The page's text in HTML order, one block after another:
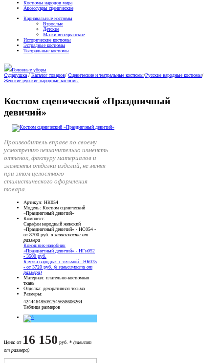
Костюмы народов мира
Аксессуары сценические
Карнавальные костюмы
Взрослые
Детские
Маски венецианские
Исторические костюмы
Эстрадные костюмы
Театральные костюмы
Головные уборы
Сударушка / Каталог товаров/ Сценические и театральные костюмы/Русские народные костюмы/
Женские русские народные костюмы
Костюм сценический «Праздничный
девичий»
Производитель вправе по своему
усмотрению незначительно изменять
оттенок, фактуру материалов и
элементы отделки изделий, не меняя
при этом целостного
стилистического оформления
товара.
Артикул: НК054
Модель: Костюм сценический
«Праздничный девичий»
Комплект:
Сарафан народный женский
«Праздничный девичий» - НС054 -
от 8700 руб. в зависимости от
размера
Кокошник-налобник
«Праздничный девичий» - НГн052
- 3500 руб.
Блузка народная с тесьмой - НБ075
- от 3720 руб. (в зависимости от
размера)
Материал: плательно-костюмная
ткань
Отделка: декоративная тесьма
Размеры:
424446485052545658606264
Таблица размеров
Цена: от 16 150 руб. * (зависит
от размера)